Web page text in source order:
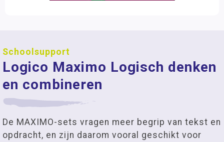
Schoolsupport
Logico Maximo Logisch denken
en combineren
De MAXIMO-sets vragen meer begrip van tekst en
opdracht, en zijn daarom vooral geschikt voor